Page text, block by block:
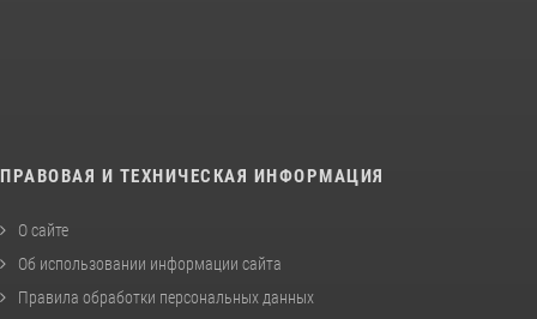
ПРАВОВАЯ И ТЕХНИЧЕСКАЯ ИНФОРМАЦИЯ
О сайте
Об использовании информации сайта
Правила обработки персональных данных